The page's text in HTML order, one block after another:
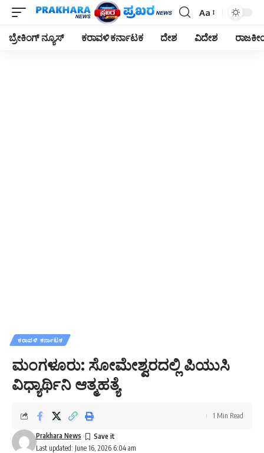
Font
Resizer
Aa
ಬ್ರೇಕಿಂಗ್ ನ್ಯೂಸ್ ಕರಾವಳಿ ಕರ್ನಾಟಕ ದೇಶ ವಿದೇಶ
ಕರಾವಳಿ ಕರ್ನಾಟಕ
ಮಂಗಳೂರು: ಸೋಮೇಶ್ವರದಲ್ಲಿ ಪಿಯುಸಿ
ವಿಧ್ಯಾರ್ಥಿನಿ ಆತ್ಮಹತ್ಯೆ
Last updated: June 16, 2026 6:04 am
Prakhara News
1 Min Read